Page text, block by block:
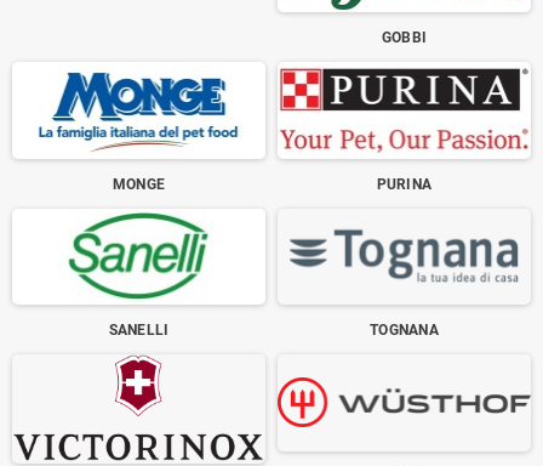
GOBBI
MONGE PURINA
SANELLI TOGNANA